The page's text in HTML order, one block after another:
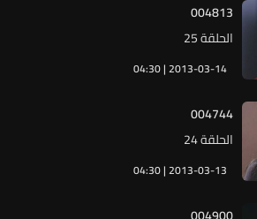
04:30 | 2013-03-14
الحلقة 25
004813
04:30 | 2013-03-13
الحلقة 24
004744